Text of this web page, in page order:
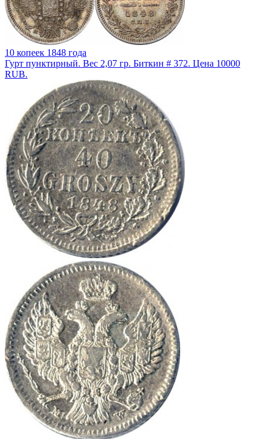
10 копеек 1848 года
Гурт пунктирный. Вес 2,07 гр. Биткин # 372. Цена 10000
RUB.